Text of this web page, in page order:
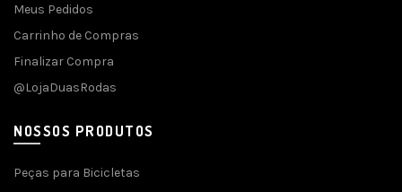
Meus Pedidos
Carrinho de Compras
Finalizar Compra
@LojaDuasRodas
NOSSOS PRODUTOS
Peças para Bicicletas